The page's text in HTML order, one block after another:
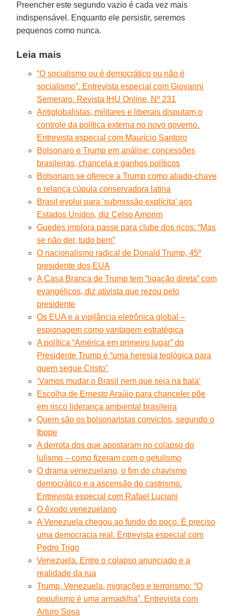
Preencher este segundo vazio é cada vez mais
indispensável. Enquanto ele persistir, seremos
pequenos como nunca.
Leia mais
“O socialismo ou é democrático ou não é
socialismo”. Entrevista especial com Giovanni
Semeraro. Revista IHU Online, Nº 231
Antiglobalistas, militares e liberais disputam o
controle da política externa no novo governo.
Entrevista especial com Maurício Santoro
Bolsonaro e Trump em análise: concessões
brasileiras, chancela e ganhos políticos
Bolsonaro se oferece a Trump como aliado-chave
e relança cúpula conservadora latina
Brasil evolui para 'submissão explícita' aos
Estados Unidos, diz Celso Amorim
Guedes implora passe para clube dos ricos: “Mas
se não der, tudo bem”
O nacionalismo radical de Donald Trump, 45º
presidente dos EUA
A Casa Branca de Trump tem “ligação direta” com
evangélicos, diz ativista que rezou pelo
presidente
Os EUA e a vigilância eletrônica global –
espionagem como vantagem estratégica
A política “América em primeiro lugar” do
Presidente Trump é “uma heresia teológica para
quem segue Cristo"
‘Vamos mudar o Brasil nem que seja na bala’
Escolha de Ernesto Araújo para chanceler põe
em risco liderança ambiental brasileira
Quem são os bolsonaristas convictos, segundo o
Ibope
A derrota dos que apostaram no colapso do
lulismo – como fizeram com o getulismo
O drama venezuelano, o fim do chavismo
democrático e a ascensão do castrismo.
Entrevista especial com Rafael Luciani
O êxodo venezuelano
A Venezuela chegou ao fundo do poço. É preciso
uma democracia real. Entrevista especial com
Pedro Trigo
Venezuela. Entre o colapso anunciado e a
realidade da rua
Trump, Venezuela, migrações e terrorismo: “O
populismo é uma armadilha”. Entrevista com
Arturo Sosa